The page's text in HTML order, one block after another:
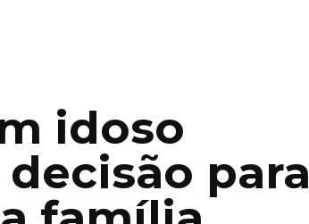
idoso
para